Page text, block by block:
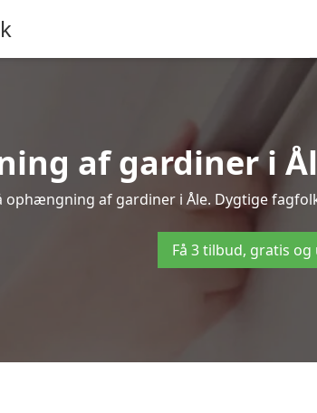
af gardiner i
ophængning af gardiner i Åle. Dygtige
Få 3 tilbud, gratis